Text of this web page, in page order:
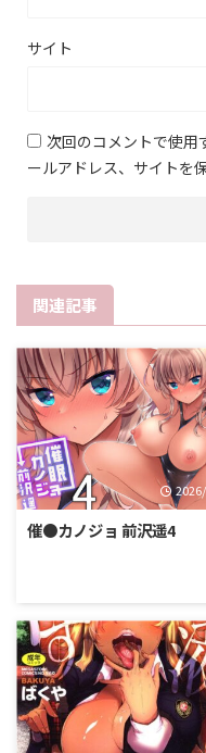
サイト
次回のコメントで使用
ールアドレス、サイトを
関連記事
催●カノジョ 前沢遥4